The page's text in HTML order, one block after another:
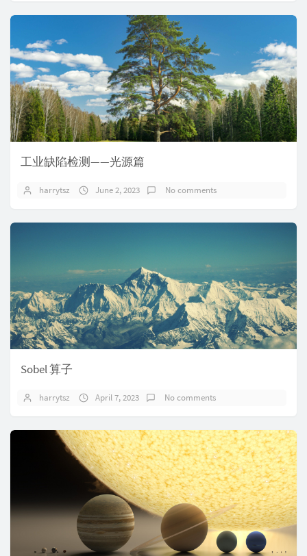
工业缺陷检测——光源篇
harrytsz June 2, 2023 No comments
Sobel 算子
harrytsz April 7, 2023 No comments